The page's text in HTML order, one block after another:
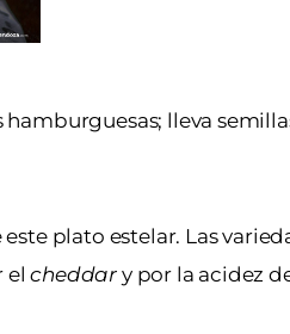
lleva
plato estelar. Las
elcheddar y por la acidez